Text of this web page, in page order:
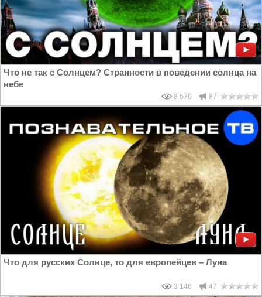
Что не так с Солнцем? Странности в поведении солнца на
небе
8 670 87
Что для русских Солнце, то для европейцев – Луна
3 146 47